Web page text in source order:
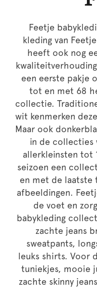
Feetje
kleding van
heeft ook nog
een eerste pakje
tot en met 68
collectie.
wit kenmerken
Maar ook
in de collecties
allerkleinsten tot
seizoen een
en met de laatste
afbeeldingen.
de voet en
babykleding
zachte jeans
sweatpants,
leuks shirts. Voor
tuniekjes, mooie
zachte skinny